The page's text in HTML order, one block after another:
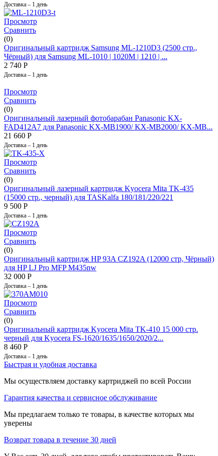
Доставка – 1 день
Просмотр
Сравнить
(0)
Оригинальный картридж Samsung ML-1210D3 (2500 стр.,
Чёрный) для Samsung ML-1010 | 1020M | 1210 | ...
2 740 Р
Доставка – 1 день
Просмотр
Сравнить
(0)
Оригинальный лазерный фотобарабан Panasonic KX-
FAD412A7 для Panasonic KX-MB1900/ KX-MB2000/ KX-MB...
21 660 Р
Доставка – 1 день
Просмотр
Сравнить
(0)
Оригинальный лазерный картридж Kyocera Mita TK-435
(15000 стр., черный) для TASKalfa 180/181/220/221
9 500 Р
Доставка – 1 день
Просмотр
Сравнить
(0)
Оригинальный картридж HP 93A CZ192A (12000 стр, Чёрный)
для HP LJ Pro MFP M435nw
32 000 Р
Доставка – 1 день
Просмотр
Сравнить
(0)
Оригинальный картридж Kyocera Mita TK-410 15 000 стр.
черный для Kyocera FS-1620/1635/1650/2020/2...
8 460 Р
Доставка – 1 день
Быстрая и удобная доставка
Мы осуществляем доставку картриджей по всей России
Гарантия качества и сервисное обслуживание
Мы предлагаем только те товары, в качестве которых мы
уверены
Возврат товара в течение 30 дней